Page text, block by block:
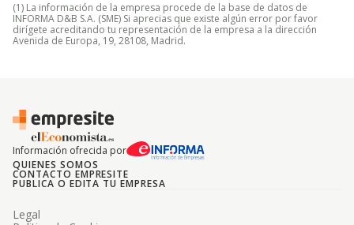
(1) La información de la empresa procede de la base de datos de
INFORMA D&B S.A. (SME) Si aprecias que existe algún error por favor
dirígete acreditando tu representación de la empresa a la dirección
Avenida de Europa, 19, 28108, Madrid.
Información ofrecida por
QUIENES SOMOS
CONTACTO EMPRESITE
PUBLICA O EDITA TU EMPRESA
Legal